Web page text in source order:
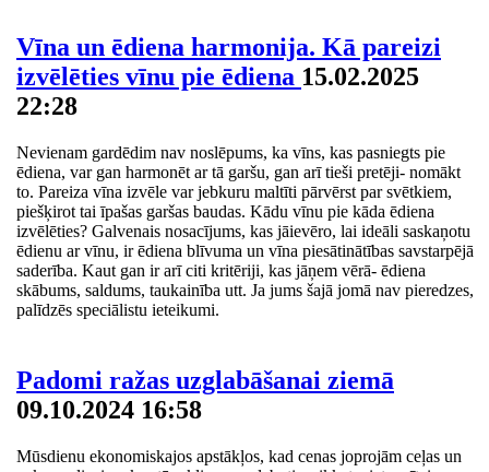
Vīna un ēdiena harmonija. Kā pareizi
izvēlēties vīnu pie ēdiena 15.02.2025
22:28
Nevienam gardēdim nav noslēpums, ka vīns, kas pasniegts pie
ēdiena, var gan harmonēt ar tā garšu, gan arī tieši pretēji- nomākt
to. Pareiza vīna izvēle var jebkuru maltīti pārvērst par svētkiem,
piešķirot tai īpašas garšas baudas. Kādu vīnu pie kāda ēdiena
izvēlēties? Galvenais nosacījums, kas jāievēro, lai ideāli saskaņotu
ēdienu ar vīnu, ir ēdiena blīvuma un vīna piesātinātības savstarpējā
saderība. Kaut gan ir arī citi kritēriji, kas jāņem vērā- ēdiena
skābums, saldums, taukainība utt. Ja jums šajā jomā nav pieredzes,
palīdzēs speciālistu ieteikumi.
Padomi ražas uzglabāšanai ziemā
09.10.2024 16:58
Mūsdienu ekonomiskajos apstākļos, kad cenas joprojām ceļas un